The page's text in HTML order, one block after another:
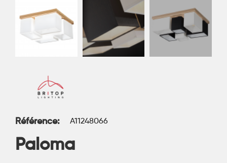
Référence A11248066
Paloma